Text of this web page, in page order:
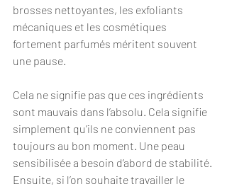
brosses nettoyantes, les exfoliants
mécaniques et les cosmétiques
fortement parfumés méritent souvent
une pause.
Cela ne signifie pas que ces ingrédients
sont mauvais dans l’absolu. Cela signifie
simplement qu’ils ne conviennent pas
toujours au bon moment. Une peau
sensibilisée a besoin d’abord de stabilité.
Ensuite, si l’on souhaite travailler le